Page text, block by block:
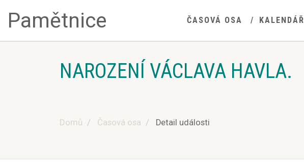
Pamětnice ČASOVÁ OSA KALENDÁŘ
NAROZENÍ VÁCLAVA HAVLA.
Domů Časová osa Detail události